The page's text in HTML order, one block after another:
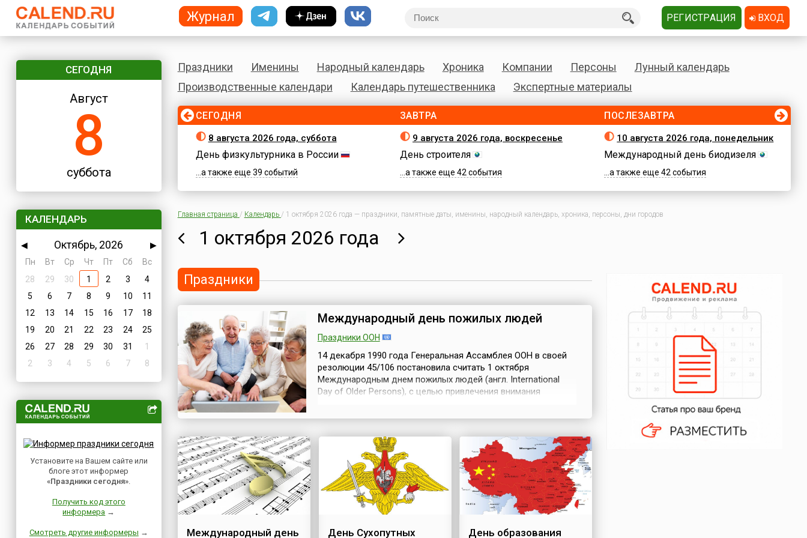
СЕГОДНЯ
Август
8
суббота
КАЛЕНДАРЬ
◀ Октябрь, 2026
▶
Пн
Вт Ср Чт Пт Сб
Вс
28
29 30 1 2 3
4
5
6 7 8 9 10
11
12
13 14 15 16 17
18
19
20 21 22 23 24
25
26
27 28 29 30 31
1
2
3 4 5 6 7 8
Установите на Вашем сайте или
блоге этот информер
«Праздники сегодня».
Получить код этого
информера →
Смотреть другие информеры →
Праздники Именины Народный календарь Хроника Компании Персоны
Лунный календарь
Производственные календари
Календарь путешественника Экспертные материалы
СЕГОДНЯ
8 августа 2026 года, суббота
День физкультурника в России
...а также еще 39 событий
ЗАВТРА
9 августа 2026 года, воскресенье
День строителя
...а также еще 42 события
ПОСЛЕЗАВТРА
10 августа 2026 года, понедельник
Международный день биодизеля
...а также еще 42 события
Главная страница / Календарь / 1 октября 2026 года — праздники, памятные даты, именины, народный календарь, хроника, персоны, дни городов
1 октября 2026 года
Праздники
Международный день пожилых людей
Праздники ООН
14 декабря 1990 года Генеральная Ассамблея ООН в своей
резолюции 45/106 постановила считать 1 октября
Международным днем пожилых людей (англ. International
Day of Older Persons), с целью привлечения внимания
во многих странах проходят ...
Международный день
День Сухопутных
День образования
Журнал РЕГИСТРАЦИЯ ВХОД